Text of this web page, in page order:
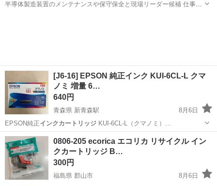
半導体製造装置のメンテナンスや保守保全と現場リーダー候補 仕事内
[J6-16] EPSON 純正インク KUI-6CL-L クマ
ノミ 増量 6…
640円
青森県 新青森駅
8月6日
EPSON純正インクカートリッジKUI-6CL-L（クマノミ）…
青森 青森市 クマノミ
0806-205 ecorica エコリカ リサイクル イン
クカートリッジ B…
300円
福島県 郡山市
8月6日